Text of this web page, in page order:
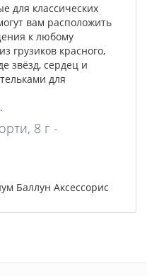
для классических
вам расположить
к любому
грузиков красного,
звёзд, сердец и
для
8 г -
Баллун Аксессорис